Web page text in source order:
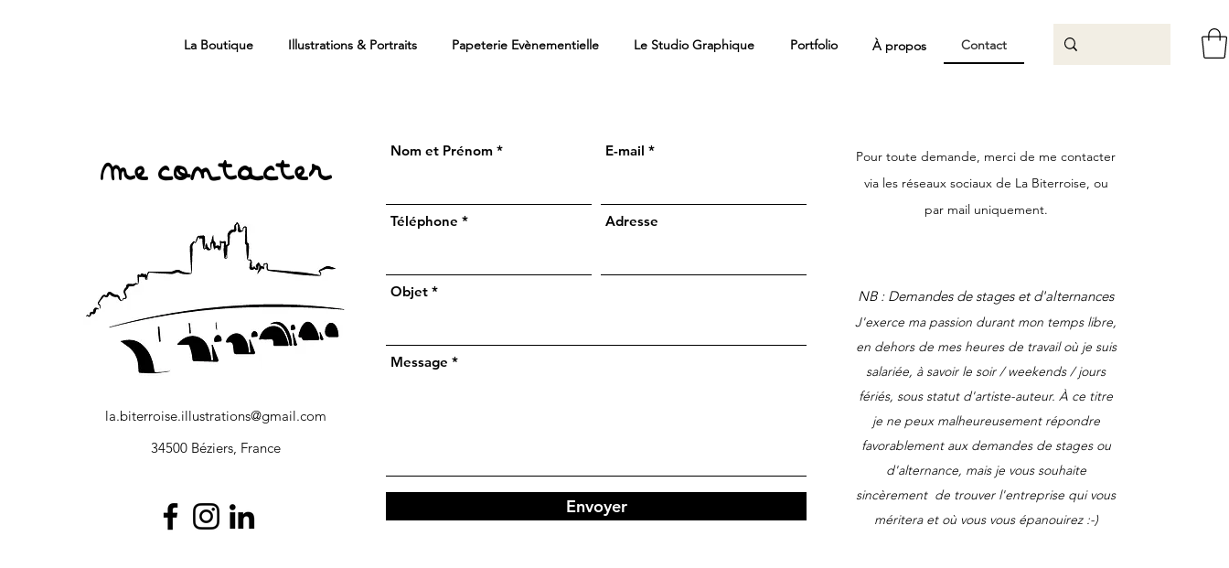
La Boutique Illustrations & Portraits Papeterie Evènementielle Le Studio Graphique Portfolio À propos Contact
Me contacter
la.biterroise.illustrations@gmail.com
34500 Béziers, France
Pour toute demande, merci de me contacter
via les réseaux sociaux de La Biterroise, ou
par mail uniquement.
NB : Demandes de stages et d'alternances
J'exerce ma passion durant mon temps libre,
en dehors de mes heures de travail où je suis
salariée, à savoir le soir / weekends / jours
fériés, sous statut d'artiste-auteur. À ce titre
je ne peux malheureusement répondre
favorablement aux demandes de stages ou
d'alternance, mais je vous souhaite
sincèrement de trouver l'entreprise qui vous
méritera et où vous vous épanouirez :-)
Nom et Prénom E-mail
Téléphone Adresse
Objet
Message
Envoyer